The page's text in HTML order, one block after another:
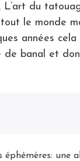
du
le monde
années
de banal et
éphémères: une